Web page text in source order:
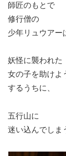
師匠のもとで
修行僧の
少年リュウアー
妖怪に襲われた
女の子を助けよ
するうちに、
五行山に
迷い込んでしま